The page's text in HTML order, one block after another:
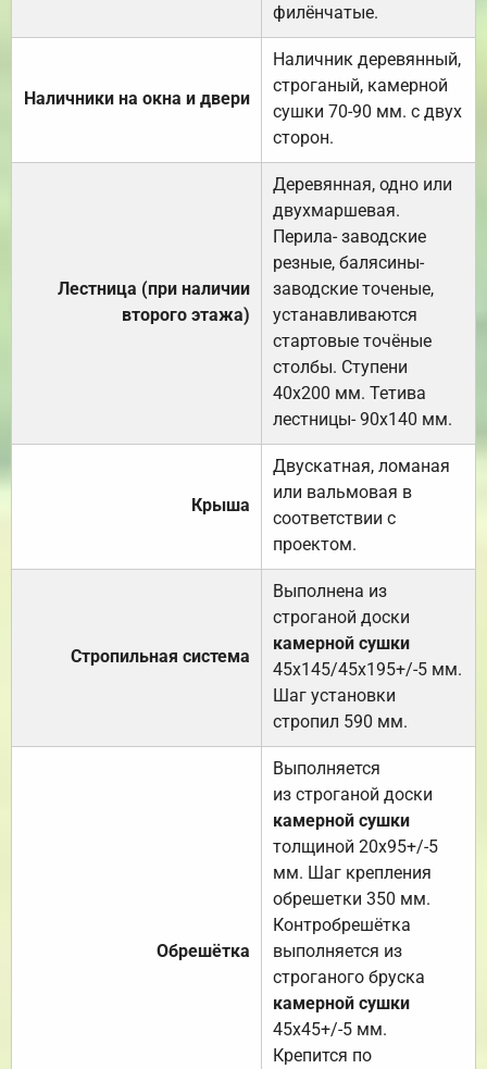
филёнчатые.
Наличники на окна и двери
Наличник деревянный,
строганый, камерной
сушки 70-90 мм. с двух
сторон.
Лестница (при наличии
второго этажа)
Деревянная, одно или
двухмаршевая.
Перила- заводские
резные, балясины-
заводские точеные,
устанавливаются
стартовые точёные
столбы. Ступени
40х200 мм. Тетива
лестницы- 90х140 мм.
Крыша
Двускатная, ломаная
или вальмовая в
соответствии с
проектом.
Стропильная система
Выполнена из
строганой доски
камерной сушки
45х145/45х195+/-5 мм.
Шаг установки
стропил 590 мм.
Обрешётка
Выполняется
из строганой доски
камерной сушки
толщиной 20х95+/-5
мм. Шаг крепления
обрешетки 350 мм.
Контробрешётка
выполняется из
строганого бруска
камерной сушки
45х45+/-5 мм.
Крепится по